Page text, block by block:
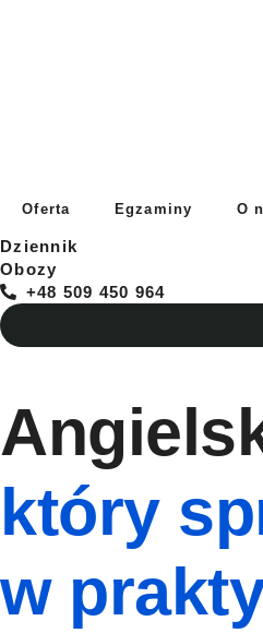
Oferta Egzaminy O
Dziennik
Obozy
+48 509 450 964
który
w